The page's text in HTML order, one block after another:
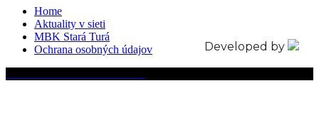
Home
Aktuality v sieti
MBK Stará Turá
Ochrana osobných údajov
Developed by